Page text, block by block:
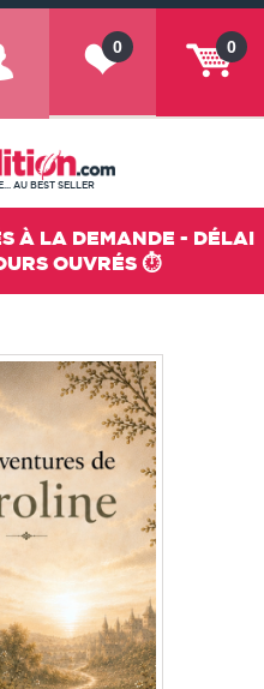
0
0
AU BEST SELLER
À LA DEMANDE - DÉLAI
OUVRÉS ⏱️